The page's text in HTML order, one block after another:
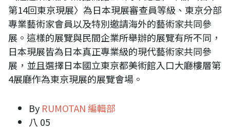
第14回東京現展〉為日本現展審查員等級、東京分部
專業藝術家會員以及特別邀請海外的藝術家共同參
展。這樣的展覽與民間企業所舉辦的展覽有所不同，
日本現展皆為日本真正專業級的現代藝術家共同參
展，並且選擇日本國立東京都美術館入口大廳樓層第
4展廳作為東京現展的展覽會場。
By RUMOTAN 編輯部
八 05